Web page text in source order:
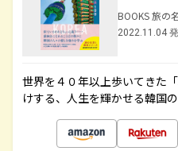
BOOKS 旅の
2022.11.04
世界を４０年以上歩いてきた
けする、人生を輝かせる韓国